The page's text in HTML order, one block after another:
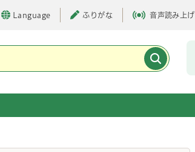
Language ふりがな 音声読み上げ